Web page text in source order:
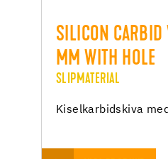
SILICON
MM WITH HOLE
SLIPMATERIAL
Kiselkarbidskiva